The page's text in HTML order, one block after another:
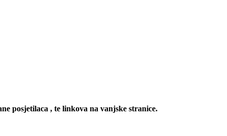
posjetilaca , te linkova na vanjske stranice.